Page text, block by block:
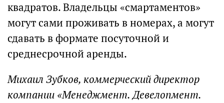
квадратов. Владельцы «смартаментов»
могут сами проживать в номерах, а могут
сдавать в формате посуточной и
среднесрочной аренды.
Михаил Зубков, коммерческий директор
компании «Менеджмент. Девелопмент.